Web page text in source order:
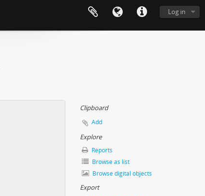
Log in
Clipboard
Add
Explore
Reports
Browse as list
Browse digital objects
Export